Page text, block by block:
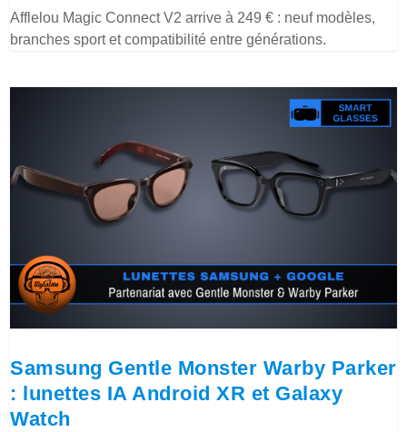
Afflelou Magic Connect V2 arrive à 249 € : neuf modèles,
branches sport et compatibilité entre générations.
Samsung Gentle Monster Warby Parker
: lunettes IA Android XR et Galaxy
Watch